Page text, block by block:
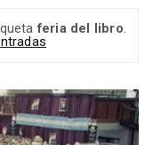
feria del libro.